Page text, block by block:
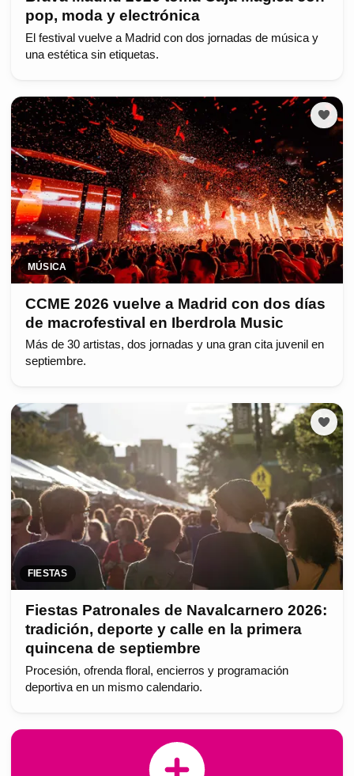
pop, moda y electrónica
El festival vuelve a Madrid con dos jornadas de música y
una estética sin etiquetas.
MÚSICA
CCME 2026 vuelve a Madrid con dos días
de macrofestival en Iberdrola Music
Más de 30 artistas, dos jornadas y una gran cita juvenil en
septiembre.
FIESTAS
Fiestas Patronales de Navalcarnero 2026:
tradición, deporte y calle en la primera
quincena de septiembre
Procesión, ofrenda floral, encierros y programación
deportiva en un mismo calendario.